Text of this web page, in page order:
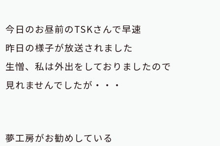
今日のお昼前のTSKさんで早速
昨日の様子が放送されました
生憎、私は外出をしておりましたので
見れませんでしたが・・・
夢工房がお勧めしている